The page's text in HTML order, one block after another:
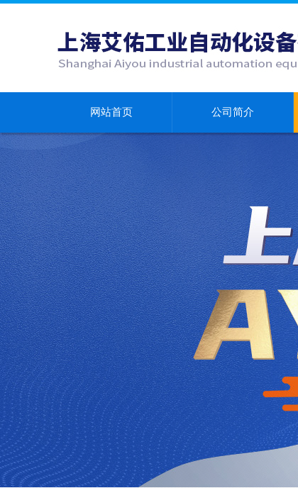
网站首页 公司简介